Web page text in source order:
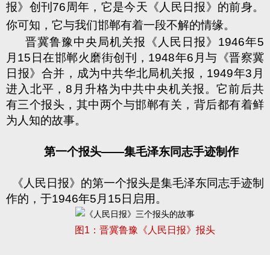
报》创刊 76周年，它是今天《人民日报》的前身。
你可知，它与我们邯郸有着一段不解的情缘。
晋冀鲁豫中央局机关报《人民日报》 1946年5
月 15 日在邯郸火磨街创刊， 1948年6 月与《晋察冀
日报》合并，成为中共华北局机关报， 1949年3 月
进入北平，8 月升格为中共中央机关报。它前后共
有三个报头，其中两个与邯郸有关，背后都有着鲜
为人知的故事。
第一个报头——集毛泽东同志手迹制作
《人民日报》的第一个报头是集毛泽东同志手迹制
作的，于1946年5 月 15 日 启用。
图 1 ：晋冀鲁豫《人民日报》报头